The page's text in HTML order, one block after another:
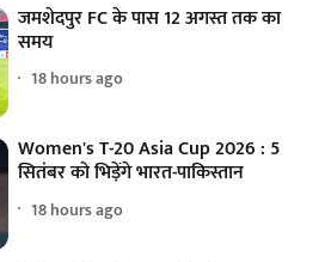
जमशेदपुर FC के पास 12 अगस्त तक का
समय
18 hours ago
Women's T-20 Asia Cup 2026 : 5
सितंबर को भिड़ेंगे भारत-पाकिस्तान
18 hours ago